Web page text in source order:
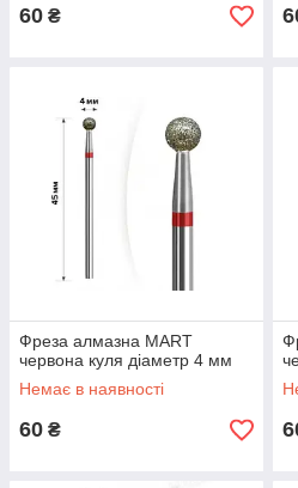
60 ₴
Фреза алмазна MART
червона куля діаметр 4 мм
Немає в наявності
60 ₴